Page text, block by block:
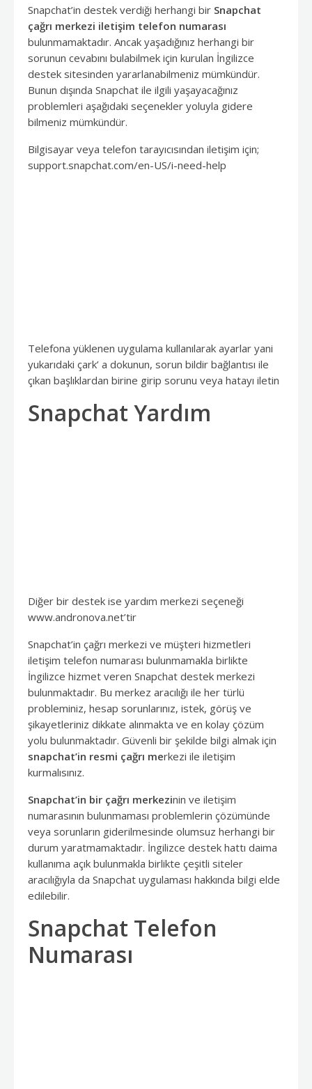
Snapchat’in destek verdiği herhangi bir Snapchat
çağrı merkezi iletişim telefon numarası
bulunmamaktadır. Ancak yaşadığınız herhangi bir
sorunun cevabını bulabilmek için kurulan İngilizce
destek sitesinden yararlanabilmeniz mümkündür.
Bunun dışında Snapchat ile ilgili yaşayacağınız
problemleri aşağıdaki seçenekler yoluyla gidere
bilmeniz mümkündür.
Bilgisayar veya telefon tarayıcısından iletişim için;
support.snapchat.com/en-US/i-need-help
Telefona yüklenen uygulama kullanılarak ayarlar yani
yukarıdaki çark’ a dokunun, sorun bildir bağlantısı ile
çıkan başlıklardan birine girip sorunu veya hatayı iletin
Snapchat Yardım
Diğer bir destek ise yardım merkezi seçeneği
www.andronova.net’tir
Snapchat’in çağrı merkezi ve müşteri hizmetleri
iletişim telefon numarası bulunmamakla birlikte
İngilizce hizmet veren Snapchat destek merkezi
bulunmaktadır. Bu merkez aracılığı ile her türlü
probleminiz, hesap sorunlarınız, istek, görüş ve
şikayetleriniz dikkate alınmakta ve en kolay çözüm
yolu bulunmaktadır. Güvenli bir şekilde bilgi almak için
snapchat’in resmi çağrı merkezi ile iletişim
kurmalısınız.
Snapchat’in bir çağrı merkezinin ve iletişim
numarasının bulunmaması problemlerin çözümünde
veya sorunların giderilmesinde olumsuz herhangi bir
durum yaratmamaktadır. İngilizce destek hattı daima
kullanıma açık bulunmakla birlikte çeşitli siteler
aracılığıyla da Snapchat uygulaması hakkında bilgi elde
edilebilir.
Snapchat Telefon
Numarası